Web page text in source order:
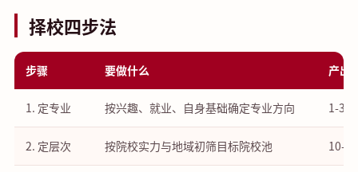
择校四步法
步骤 要做什么 产出
1. 定专业 按兴趣、就业、自身基础确定专业方向 1-3
2. 定层次 按院校实力与地域初筛目标院校池 10-